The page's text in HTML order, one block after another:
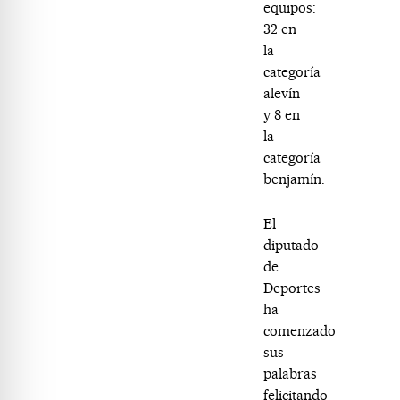
equipos:
32 en
la
categoría
alevín
y 8 en
la
categoría
benjamín.
El
diputado
de
Deportes
ha
comenzado
sus
palabras
felicitando